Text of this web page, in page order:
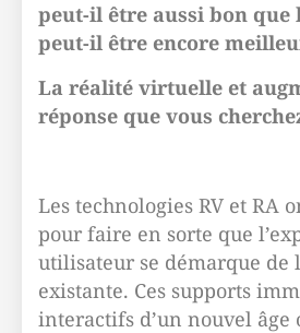
peut-il être aussi bon que
peut-il être encore
La réalité virtuelle et
réponse que vous
Les technologies RV et RA
pour faire en sorte que
utilisateur se démarque de
existante. Ces supports
interactifs d’un nouvel âge